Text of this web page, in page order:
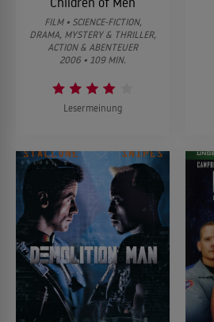
FILM • SCIENCE-FICTION,
DRAMA, MYSTERY & THRILLER,
ACTION & ABENTEUER
2006 • 109 MIN.
Lesermeinung